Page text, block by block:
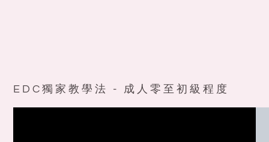
EDC獨家教學法 - 成人零至初級程度